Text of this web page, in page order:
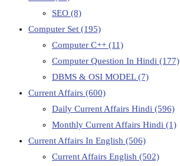
SEO (8)
Computer Set (195)
Computer C++ (11)
Computer Question In Hindi (177)
DBMS & OSI MODEL(7)
Current Affairs (600)
Daily Current Affairs Hindi (596)
Monthly Current Affairs Hindi (1)
Current Affairs In English (506)
Current Affairs English (502)